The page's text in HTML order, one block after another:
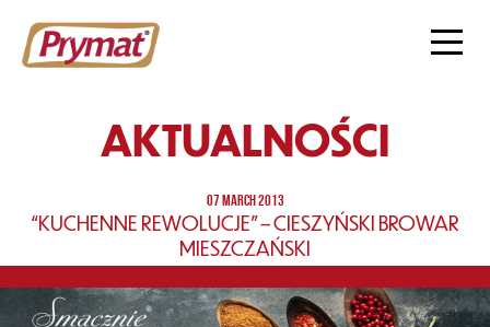
AKTUALNOŚCI
07 MARCH 2013
“KUCHENNE REWOLUCJE” – CIESZYŃSKI BROWAR
MIESZCZAŃSKI